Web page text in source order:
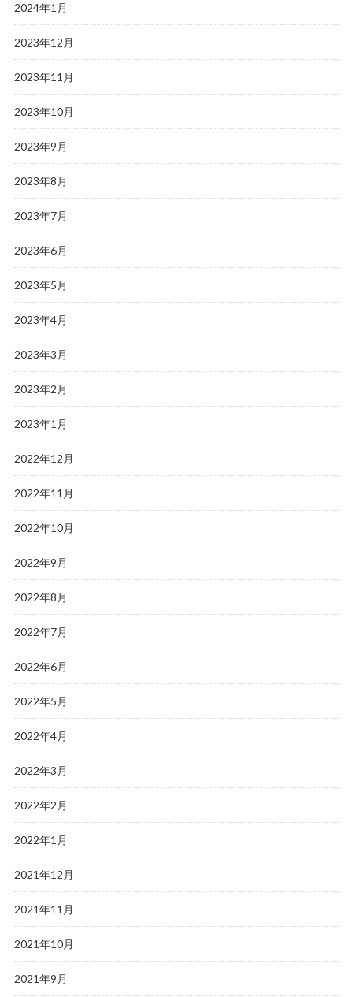
2024年1月
2023年12月
2023年11月
2023年10月
2023年9月
2023年8月
2023年7月
2023年6月
2023年5月
2023年4月
2023年3月
2023年2月
2023年1月
2022年12月
2022年11月
2022年10月
2022年9月
2022年8月
2022年7月
2022年6月
2022年5月
2022年4月
2022年3月
2022年2月
2022年1月
2021年12月
2021年11月
2021年10月
2021年9月